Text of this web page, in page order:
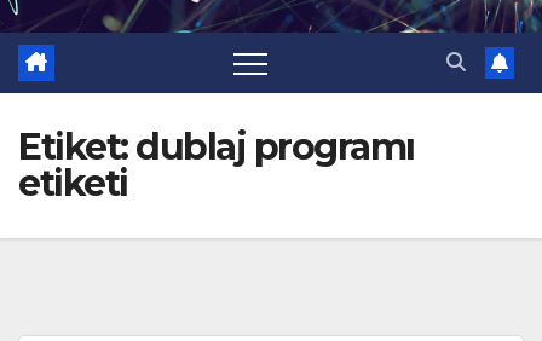
Etiket:dublaj programı
etiketi